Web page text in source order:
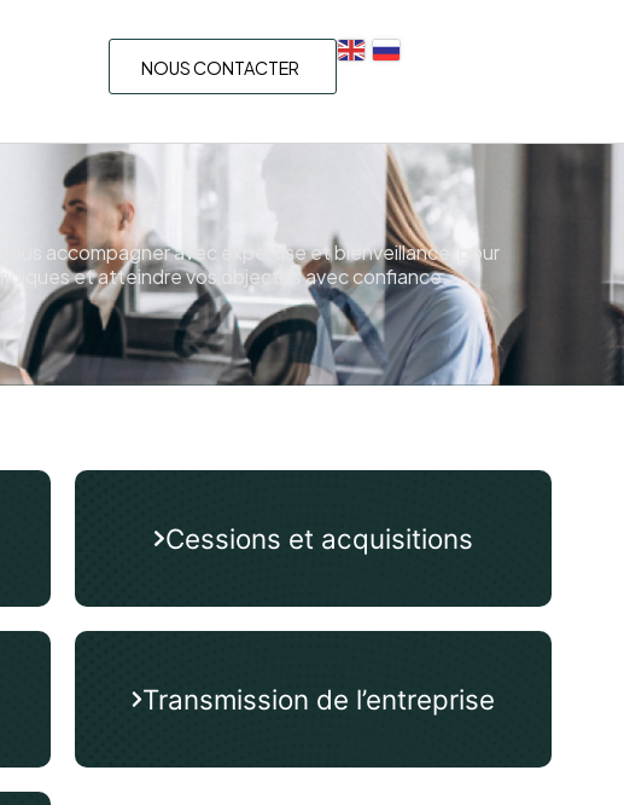
NOUS CONTACTER
vous accompagner avec expertise et bienveillance, pour
et atteindre vos objectifs avec confiance.
Cessions et acquisitions
Transmission de l’entreprise